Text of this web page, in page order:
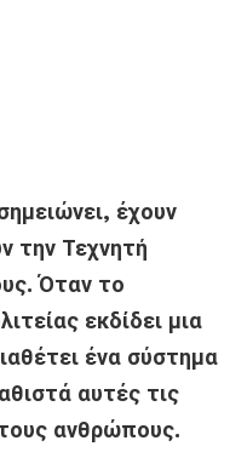
έχουν
την Τεχνητή
Όταν το
εκδίδει μια
ένα σύστημα
αυτές τις
ανθρώπους.